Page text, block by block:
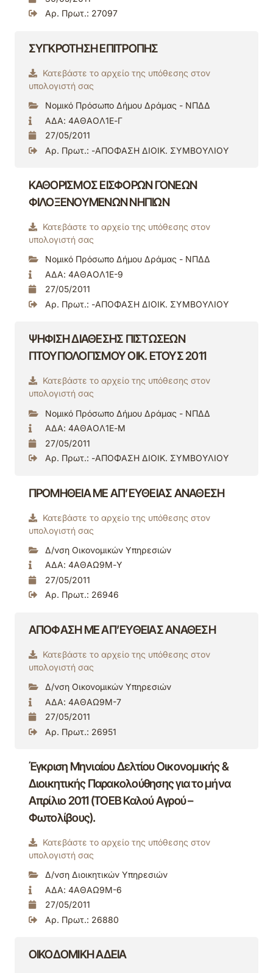
Αρ. Πρωτ.: 27097
ΣΥΓΚΡΟΤΗΣΗ ΕΠΙΤΡΟΠΗΣ
Κατεβάστε το αρχείο της υπόθεσης στον
υπολογιστή σας
Νομικό Πρόσωπο Δήμου Δράμας - ΝΠΔΔ
ΑΔΑ: 4ΑΘΑΟΛ1Ε-Γ
27/05/2011
Αρ. Πρωτ.: -ΑΠΟΦΑΣΗ ΔΙΟΙΚ. ΣΥΜΒΟΥΛΙΟΥ
ΚΑΘΟΡΙΣΜΟΣ ΕΙΣΦΟΡΩΝ ΓΟΝΕΩΝ
ΦΙΛΟΞΕΝΟΥΜΕΝΩΝ ΝΗΠΙΩΝ
Κατεβάστε το αρχείο της υπόθεσης στον
υπολογιστή σας
Νομικό Πρόσωπο Δήμου Δράμας - ΝΠΔΔ
ΑΔΑ: 4ΑΘΑΟΛ1Ε-9
27/05/2011
Αρ. Πρωτ.: -ΑΠΟΦΑΣΗ ΔΙΟΙΚ. ΣΥΜΒΟΥΛΙΟΥ
ΨΗΦΙΣΗ ΔΙΑΘΕΣΗΣ ΠΙΣΤΩΣΕΩΝ
ΠΤΟΥΠΟΛΟΓΙΣΜΟΥ ΟΙΚ. ΕΤΟΥΣ 2011
Κατεβάστε το αρχείο της υπόθεσης στον
υπολογιστή σας
Νομικό Πρόσωπο Δήμου Δράμας - ΝΠΔΔ
ΑΔΑ: 4ΑΘΑΟΛ1Ε-Μ
27/05/2011
Αρ. Πρωτ.: -ΑΠΟΦΑΣΗ ΔΙΟΙΚ. ΣΥΜΒΟΥΛΙΟΥ
ΠΡΟΜΗΘΕΙΑ ΜΕ ΑΠ’ΕΥΘΕΙΑΣ ΑΝΑΘΕΣΗ
Κατεβάστε το αρχείο της υπόθεσης στον
υπολογιστή σας
Δ/νση Οικονομικών Υπηρεσιών
ΑΔΑ: 4ΑΘΑΩ9Μ-Υ
27/05/2011
Αρ. Πρωτ.: 26946
ΑΠΟΦΑΣΗ ΜΕ ΑΠ’ΕΥΘΕΙΑΣ ΑΝΑΘΕΣΗ
Κατεβάστε το αρχείο της υπόθεσης στον
υπολογιστή σας
Δ/νση Οικονομικών Υπηρεσιών
ΑΔΑ: 4ΑΘΑΩ9Μ-7
27/05/2011
Αρ. Πρωτ.: 26951
Έγκριση Μηνιαίου Δελτίου Οικονομικής &
Διοικητικής Παρακολούθησης για το μήνα
Απρίλιο 2011 (ΤΟΕΒ Καλού Αγρού –
Φωτολίβους).
Κατεβάστε το αρχείο της υπόθεσης στον
υπολογιστή σας
Δ/νση Διοικητικών Υπηρεσιών
ΑΔΑ: 4ΑΘΑΩ9Μ-6
27/05/2011
Αρ. Πρωτ.: 26880
ΟΙΚΟΔΟΜΙΚΗ ΑΔΕΙΑ